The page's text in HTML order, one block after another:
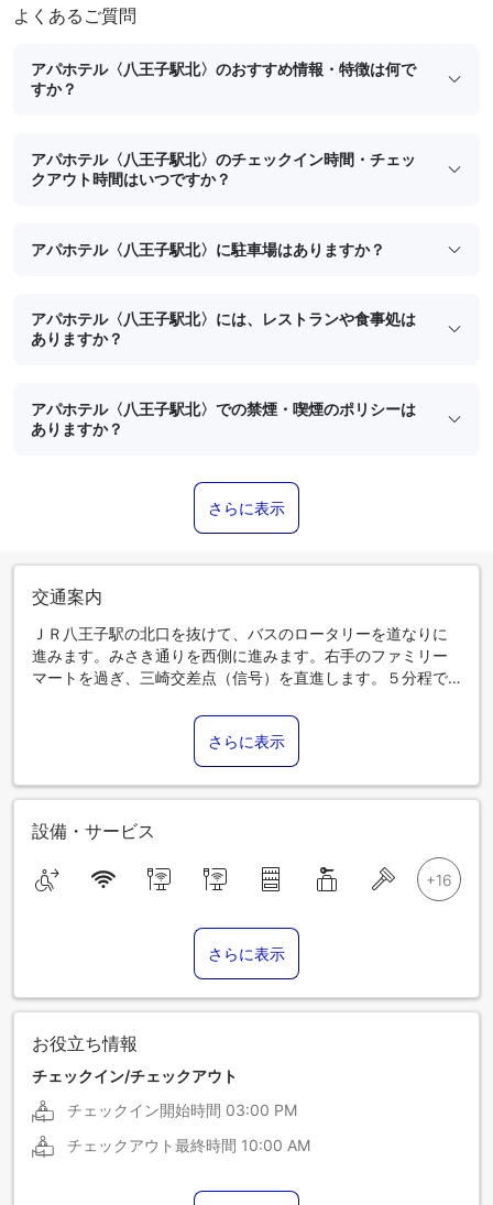
よくあるご質問
アパホテル〈八王子駅北〉のおすすめ情報・特徴は何で
すか？
アパホテル〈八王子駅北〉のチェックイン時間・チェッ
クアウト時間はいつですか？
アパホテル〈八王子駅北〉に駐車場はありますか？
アパホテル〈八王子駅北〉には、レストランや食事処は
ありますか？
アパホテル〈八王子駅北〉での禁煙・喫煙のポリシーは
ありますか？
さらに表示
交通案内
ＪＲ八王子駅の北口を抜けて、バスのロータリーを道なりに
進みます。みさき通りを西側に進みます。右手のファミリー
マートを過ぎ、三崎交差点（信号）を直進します。５分程で
さらに表示
設備・サービス
さらに表示
お役立ち情報
チェックイン/チェックアウト
チェックイン開始時間 03:00 PM
チェックアウト最終時間 10:00 AM